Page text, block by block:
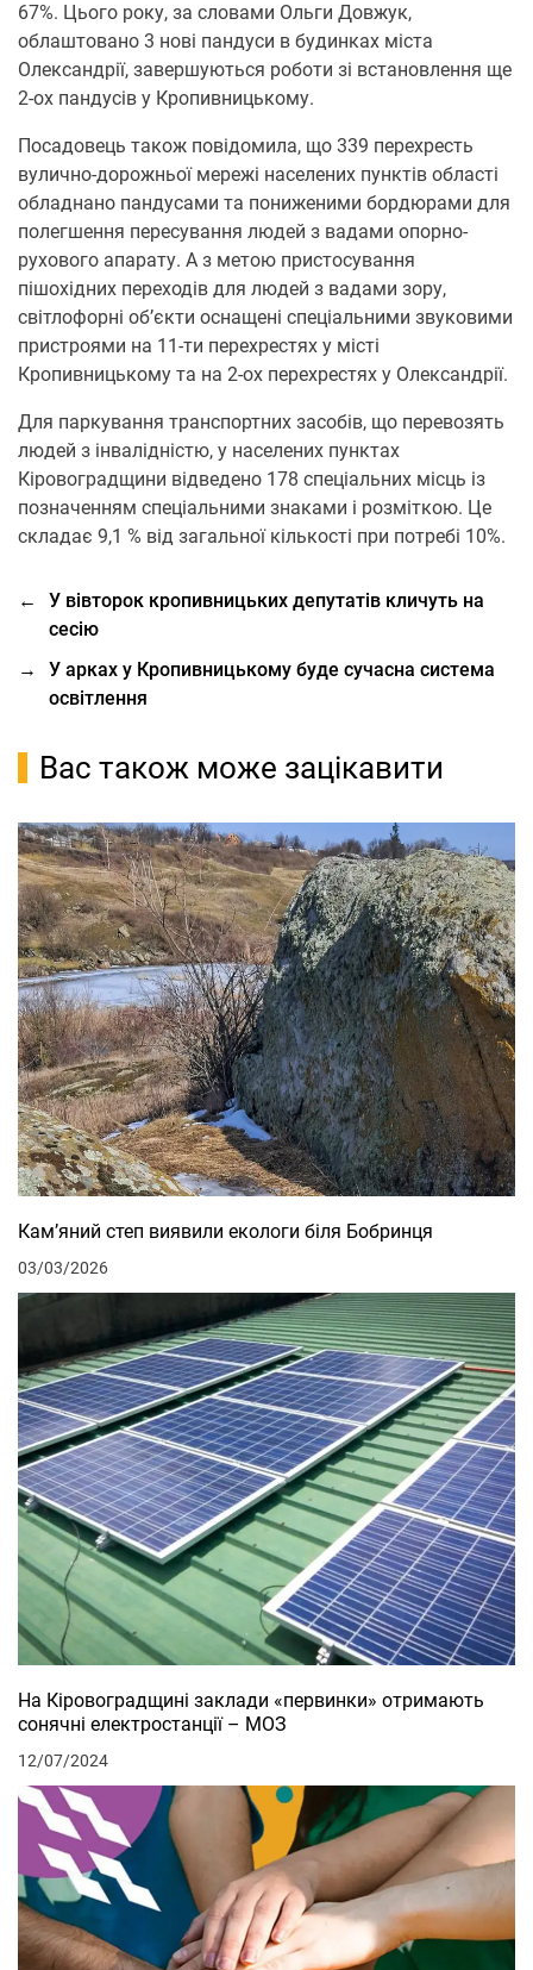
67%. Цього року, за словами Ольги Довжук,
облаштовано 3 нові пандуси в будинках міста
Олександрії, завершуються роботи зі встановлення ще
2-ох пандусів у Кропивницькому.
Посадовець також повідомила, що 339 перехресть
вулично-дорожньої мережі населених пунктів області
обладнано пандусами та пониженими бордюрами для
полегшення пересування людей з вадами опорно-
рухового апарату. А з метою пристосування
пішохідних переходів для людей з вадами зору,
світлофорні об’єкти оснащені спеціальними звуковими
пристроями на 11-ти перехрестях у місті
Кропивницькому та на 2-ох перехрестях у Олександрії.
Для паркування транспортних засобів, що перевозять
людей з інвалідністю, у населених пунктах
Кіровоградщини відведено 178 спеціальних місць із
позначенням спеціальними знаками і розміткою. Це
складає 9,1 % від загальної кількості при потребі 10%.
←
У вівторок кропивницьких депутатів кличуть на
сесію
→
У арках у Кропивницькому буде сучасна система
освітлення
Вас також може зацікавити
Кам’яний степ виявили екологи біля Бобринця
03/03/2026
На Кіровоградщині заклади «первинки» отримають
сонячні електростанції – МОЗ
12/07/2024